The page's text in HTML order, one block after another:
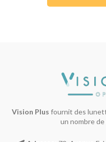
Vision Plus fournit des
un nombre